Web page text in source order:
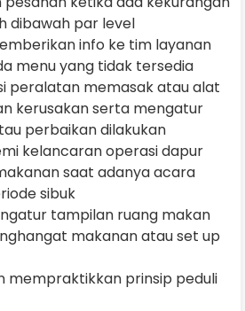
dibawah par level
info ke tim layanan
menu yang tidak tersedia
peralatan memasak atau alat
kerusakan serta mengatur
perbaikan dilakukan
kelancaran operasi dapur
saat adanya acara
sibuk
tampilan ruang makan
makanan atau set up
mempraktikkan prinsip peduli